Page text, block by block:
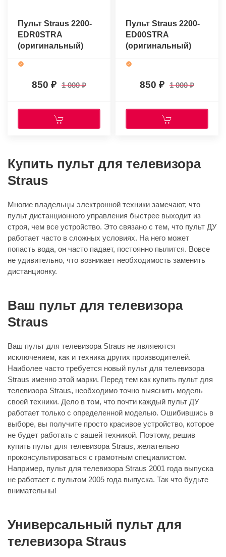
Пульт Straus 2200-
EDR0STRA
(оригинальный)
850 1 000
Пульт Straus 2200-
ED00STRA
(оригинальный)
850 1 000
Купить пульт для телевизора
Straus
Многие владельцы электронной техники замечают, что
пульт дистанционного управления быстрее выходит из
строя, чем все устройство. Это связано с тем, что пульт ДУ
работает часто в сложных условиях. На него может
попасть вода, он часто падает, постоянно пылится. Вовсе
не удивительно, что возникает необходимость заменить
дистанционку.
Ваш пульт для телевизора
Straus
Ваш пульт для телевизора Straus не являеются
исключением, как и техника других производителей.
Наиболее часто требуется новый пульт для телевизора
Straus именно этой марки. Перед тем как купить пульт для
телевизора Straus, необходимо точно выяснить модель
своей техники. Дело в том, что почти каждый пульт ДУ
работает только с определенной моделью. Ошибившись в
выборе, вы получите просто красивое устройство, которое
не будет работать с вашей техникой. Поэтому, решив
купить пульт для телевизора Straus, желательно
проконсультироваться с грамотным специалистом.
Например, пульт для телевизора Straus 2001 года выпуска
не работает с пультом 2005 года выпуска. Так что будьте
внимательны!
Универсальный пульт для
телевизора Straus